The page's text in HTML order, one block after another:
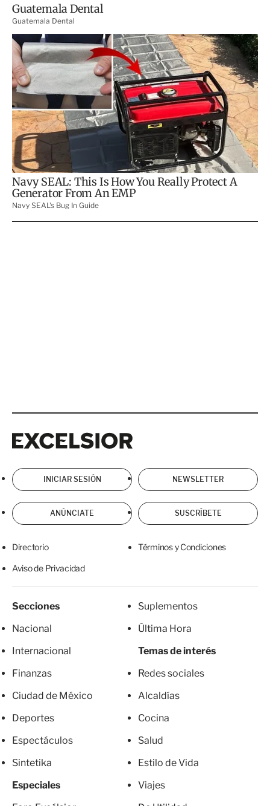
INICIAR SESIÓN NEWSLETTER
ANÚNCIATE SUSCRÍBETE
Directorio Términos y Condiciones
Aviso de Privacidad
Secciones
Nacional
Internacional
Finanzas
Ciudad de México
Deportes
Espectáculos
Sintetika
Especiales
Suplementos
Última Hora
Temas de interés
Redes sociales
Alcaldías
Cocina
Salud
Estilo de Vida
Viajes